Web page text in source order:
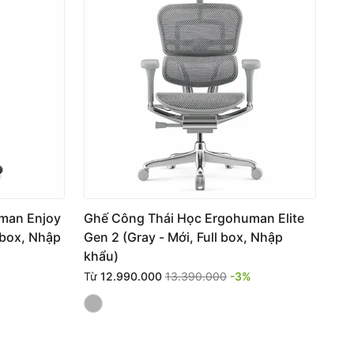
Enjoy
Nhập
Ghế Công Thái Học Ergohuman Elite
Gen 2 (Gray - Mới, Full box, Nhập
khẩu)
Từ 12.990.000 13.390.000 -3%